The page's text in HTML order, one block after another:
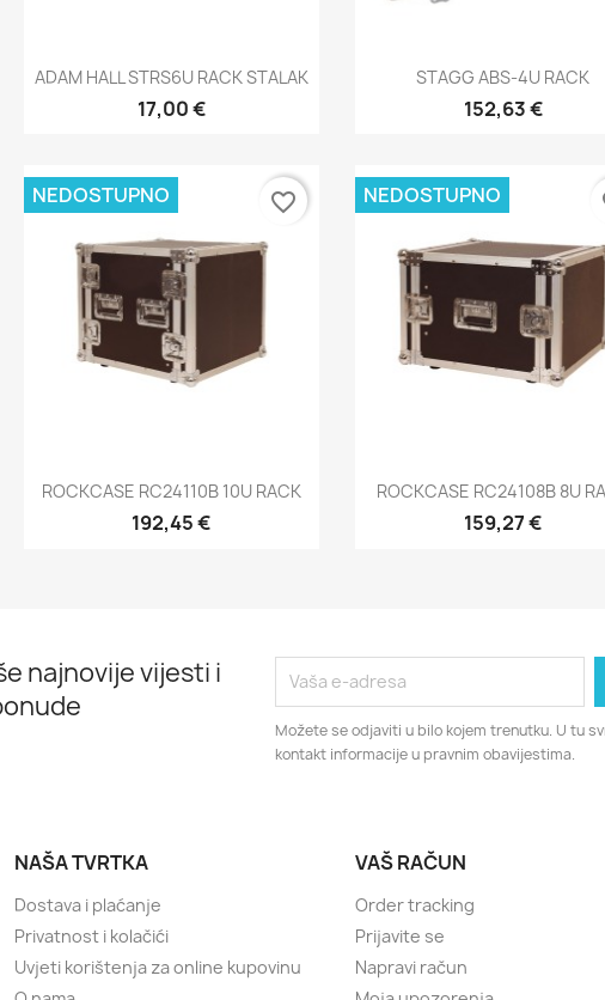
 Brzi pregled
ADAM HALL STRS6U RACK STALAK
17,00 €
Brzi pregled
STAGG ABS-4U RACK
152,63 €
Brzi pregled
ROCKCASE RC24110B 10U RACK
192,45 €
NEDOSTUPNO favorite_border
Brzi pregled
ROCKCASE RC24108B 8U
159,27 €
NEDOSTUPNO
najnovije vijesti i
Možete se odjaviti u bilo kojem trenutku. U tu
kontakt informacije u pravnim obavijestima.
NAŠA TVRTKA
Dostava i plaćanje
Privatnost i kolačići
Uvjeti korištenja za online kupovinu
VAŠ RAČUN
Order tracking
Prijavite se
Napravi račun